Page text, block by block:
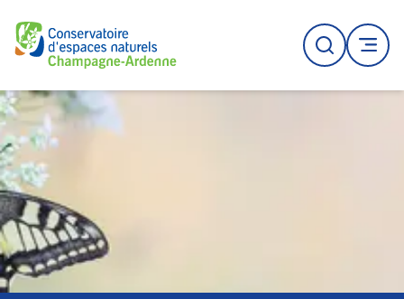
Logo du CENCA
Recherche
MENU